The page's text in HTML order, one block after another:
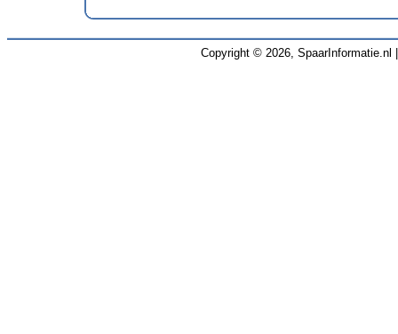
Copyright © 2026, SpaarInformatie.nl